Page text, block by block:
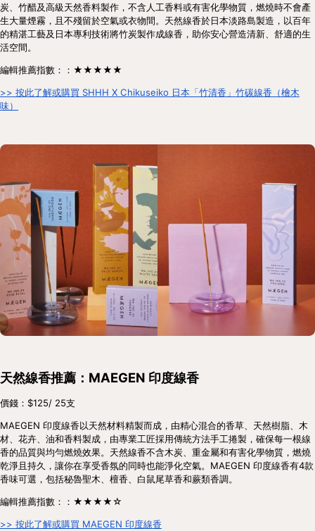
炭、竹醋及高級天然香料製作，不含人工香料或有害化學物質，燃燒時不會產
生大量煙霧，且不殘留於空氣或衣物間。天然線香於日本淡路島製造，以百年
的精湛工藝及日本專利技術將竹炭製作成線香，助你安心營造清新、舒適的生
活空間。
編輯推薦指數：：★★★★★
>> 按此了解或購買 SHHH X Chikuseiko 日本「竹清香」竹碳線香（檜木
味）
天然線香推薦：MAEGEN 印度線香
價錢：$125/ 25支
MAEGEN 印度線香以天然材料精製而成，由精心混合的香草、天然樹脂、木
材、花卉、油和香料製成，由專業工匠採用傳統方法手工捲製，確保每一根線
香的品質與均勻燃燒效果。天然線香不含木炭、重金屬和有害化學物質，燃燒
乾淨且持久，讓你在享受香氛的同時也能淨化空氣。MAEGEN 印度線香有4款
香味可選，包括秘魯聖木、檀香、白鼠尾草香和蕨類香調。
編輯推薦指數：：★★★★☆
>> 按此了解或購買 MAEGEN 印度線香